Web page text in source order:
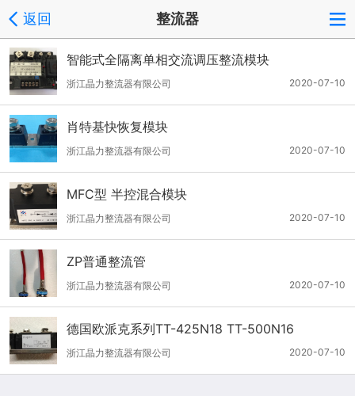
返回 整流器
智能式全隔离单相交流调压整流模块
2020-07-10
浙江晶力整流器有限公司
肖特基快恢复模块
2020-07-10
浙江晶力整流器有限公司
MFC型 半控混合模块
2020-07-10
浙江晶力整流器有限公司
ZP普通整流管
2020-07-10
浙江晶力整流器有限公司
德国欧派克系列TT-425N18 TT-500N16
2020-07-10
浙江晶力整流器有限公司